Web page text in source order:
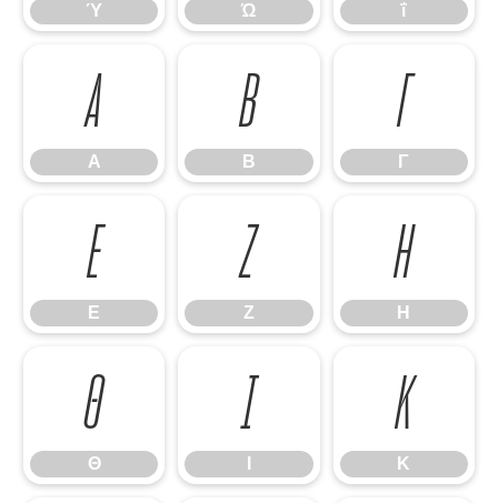
Ύ Ώ ΐ
Α
Α
Β
Β
Γ
Γ
Ε
Ε
Ζ
Ζ
Η
Η
Θ
Θ
Ι Κ
Κ